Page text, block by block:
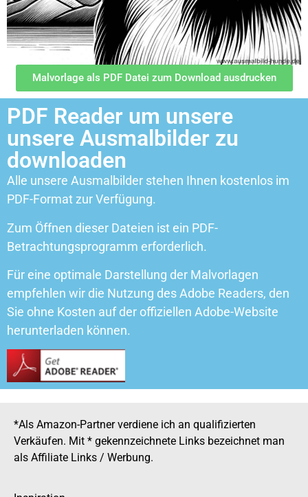
Malvorlage als PDF Datei zum Download ausdrucken
PDF Reader um unsere
unsere Ausmalbilder zu
downloaden
Alle unsere Ausmalbilder stehen Ihnen kostenlos im
PDF-Format zur Verfügung.
Zum Öffnen dieser Dateien ist ein PDF-
Betrachtungsprogramm erforderlich.
Für eine optimale Darstellung der Malvorlagen
empfehlen wir die Nutzung des Adobe Readers, den
Sie ohne Kosten auf der offiziellen Adobe-Website
herunterladen können.
*Als Amazon-Partner verdiene ich an qualifizierten
Verkäufen. Mit * gekennzeichnete Links bezeichnet man
als Affiliate Links / Werbung.